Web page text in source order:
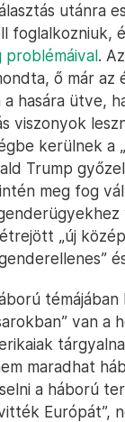
utánra
foglalkozniuk,
problémáival.
ő már az
a hasára ütve,
viszonyok
kerülnek a
Trump
meg fog
„új
témájában
van a
maradhat
a háború
Európát”,